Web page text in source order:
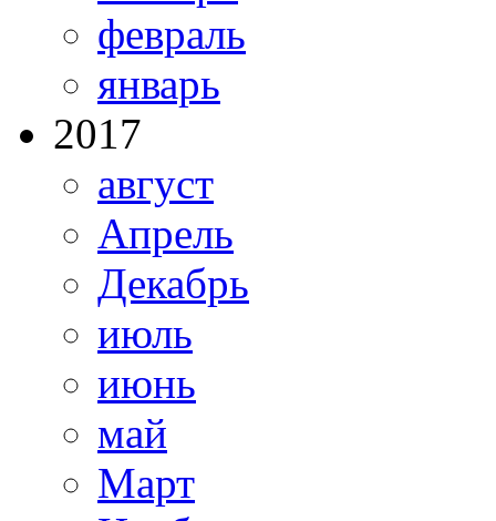
февраль
январь
2017
август
Апрель
Декабрь
июль
июнь
май
Март